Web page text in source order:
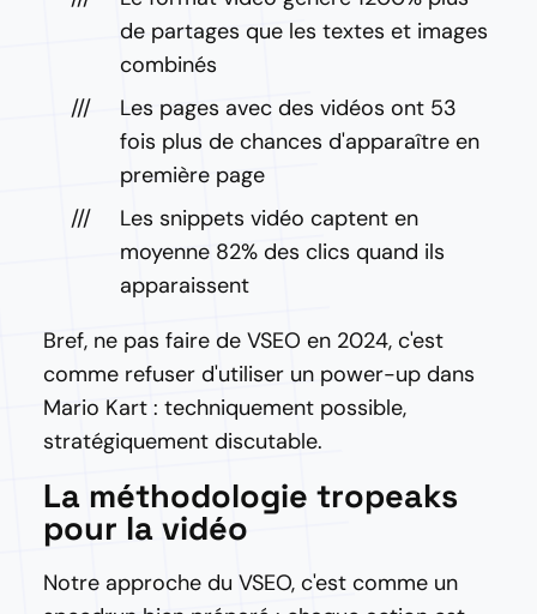
de partages que les textes et images
combinés
Les pages avec des vidéos ont 53
fois plus de chances d'apparaître en
première page
Les snippets vidéo captent en
moyenne 82% des clics quand ils
apparaissent
Bref, ne pas faire de VSEO en 2024, c'est
comme refuser d'utiliser un power-up dans
Mario Kart : techniquement possible,
stratégiquement discutable.
La méthodologie tropeaks
pour la vidéo
Notre approche du VSEO, c'est comme un